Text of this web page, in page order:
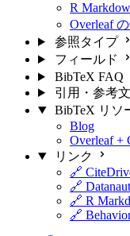
R
Overleaf
参照タイプ
フィールド
BibTeX FAQ
引用・参考
BibTeX リソ
Blog
Overleaf +
リンク
🔗
🔗
🔗 R
🔗